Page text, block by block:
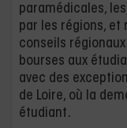
paramédicales,
par les régions, et
conseils
bourses aux
avec des
de Loire, où la
étudiant.